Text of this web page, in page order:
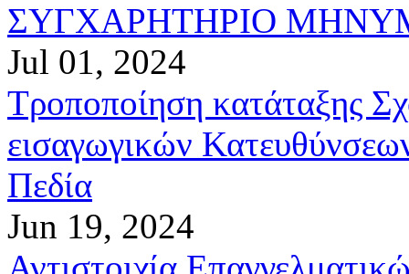
ΣΥΓΧΑΡΗΤΗΡΙΟ
Jul 01, 2024
Τροποποίηση κατάταξης
εισαγωγικών
Πεδία
Jun 19, 2024